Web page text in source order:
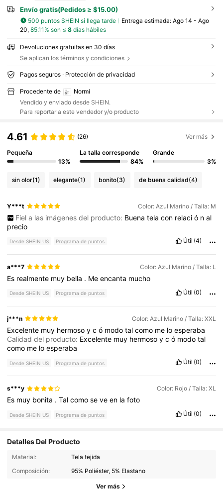
Envío gratis(Pedidos ≥ $15.00)
500 puntos SHEIN si llega tarde Entrega estimada: Ago 14 - Ago
20, 85.11% son ≤ 8días hábiles
Devoluciones gratuitas en 30 días
Se aplican los términos y condiciones
Pagos seguros · Protección de privacidad
Procedente de
Normi
Vendido y enviado desde SHEIN.
Para reportar a este vendedor y/o producto
4.61 (26) Ver más
Pequeña
13%
La talla corresponde
84%
Grande
3%
sin olor(1) elegante(1) bonito(3) de buena calidad(4)
Y***t Color: Azul Marino / Talla: M
Fiel a las imágenes del producto: Buena tela con relaci ó n al
precio
Desde SHEIN US Programa de puntos Útil (4)
a***7 Color: Azul Marino / Talla: L
Es realmente muy bella . Meencanta mucho
Desde SHEIN US Programa de puntos Útil (0)
j***n Color: Azul Marino / Talla: XXL
Excelente muy hermosoycó modotalcomo me loesperaba
Calidad del producto: Excelente muy hermosoycó modotal
como me loesperaba
Desde SHEIN US Programa de puntos Útil (0)
s***y Color: Rojo / Talla: XL
Es muy bonita .Talcomoseveen lafoto
Desde SHEIN US Programa de puntos Útil (0)
Detalles Del Producto
Material:
Tela tejida
Composición:
95% Poliéster, 5% Elastano
Ver más